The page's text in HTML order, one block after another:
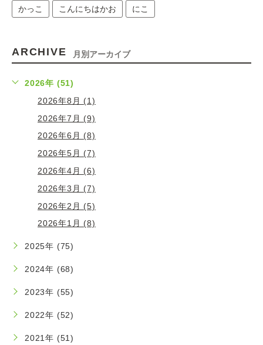
かっこ こんにちはかお にこ
ARCHIVE 月別アーカイブ
2026年 (51)
2026年8月 (1)
2026年7月 (9)
2026年6月 (8)
2026年5月 (7)
2026年4月 (6)
2026年3月 (7)
2026年2月 (5)
2026年1月 (8)
2025年 (75)
2024年 (68)
2023年 (55)
2022年 (52)
2021年 (51)